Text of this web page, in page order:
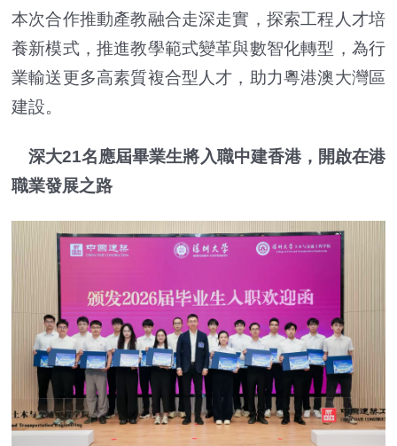
本次合作推動產教融合走深走實，探索工程人才培
養新模式，推進教學範式變革與數智化轉型，為行
業輸送更多高素質複合型人才，助力粵港澳大灣區
建設。
深大21名應屆畢業生將入職中建香港，開啟在港
職業發展之路